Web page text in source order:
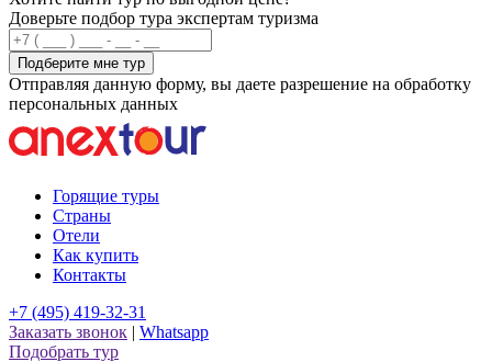
Доверьте подбор тура экспертам туризма
Подберите мне тур
Отправляя данную форму, вы даете разрешение на обработку
персональных данных
Горящие туры
Страны
Отели
Как купить
Контакты
+7 (495) 419-32-31
Заказать звонок | Whatsapp
Подобрать тур